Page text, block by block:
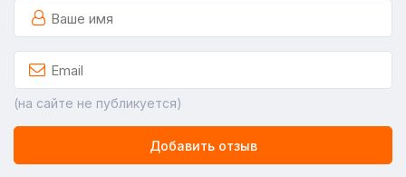
(на сайте не публикуется)
Добавить отзыв